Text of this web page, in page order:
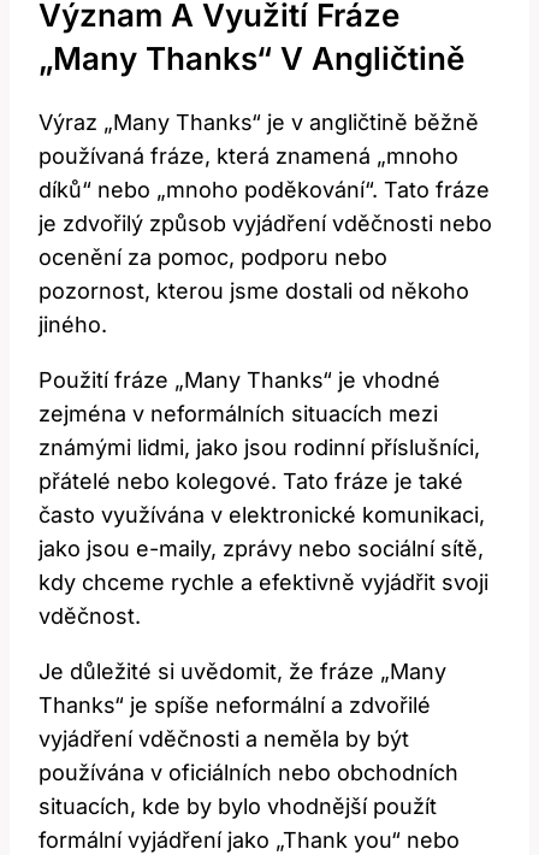
Význam A Využití Fráze
„Many Thanks“ V Angličtině
Výraz „Many Thanks“ je v angličtině běžně
používaná fráze, která znamená „mnoho
díků“ nebo „mnoho poděkování“. Tato fráze
je zdvořilý způsob vyjádření vděčnosti nebo
ocenění za pomoc, podporu nebo
pozornost, kterou jsme dostali od někoho
jiného.
Použití fráze „Many Thanks“ je vhodné
zejména v neformálních situacích mezi
známými lidmi, jako jsou rodinní příslušníci,
přátelé nebo kolegové. Tato fráze je také
často využívána v elektronické komunikaci,
jako jsou e-maily, zprávy nebo sociální sítě,
kdy chceme rychle a efektivně vyjádřit svoji
vděčnost.
Je důležité si uvědomit, že fráze „Many
Thanks“ je spíše neformální a zdvořilé
vyjádření vděčnosti a neměla by být
používána v oficiálních nebo obchodních
situacích, kde by bylo vhodnější použít
formální vyjádření jako „Thank you“ nebo